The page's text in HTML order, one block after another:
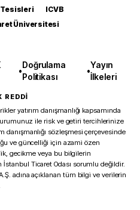
Tesisleri
ICVB
Üniversitesi
•
Doğrulama
Politikası
•
Yayın
İlkeleri
REDDİ
yatırım danışmanlığı kapsamında
ile risk ve getiri tercihlerinize
danışmanlığı sözleşmesi çerçevesinde
ve güncelliği için azami özen
gecikme veya bu bilgilerin
İstanbul Ticaret Odası sorumlu değildir.
adına açıklanan tüm bilgi ve verilerin